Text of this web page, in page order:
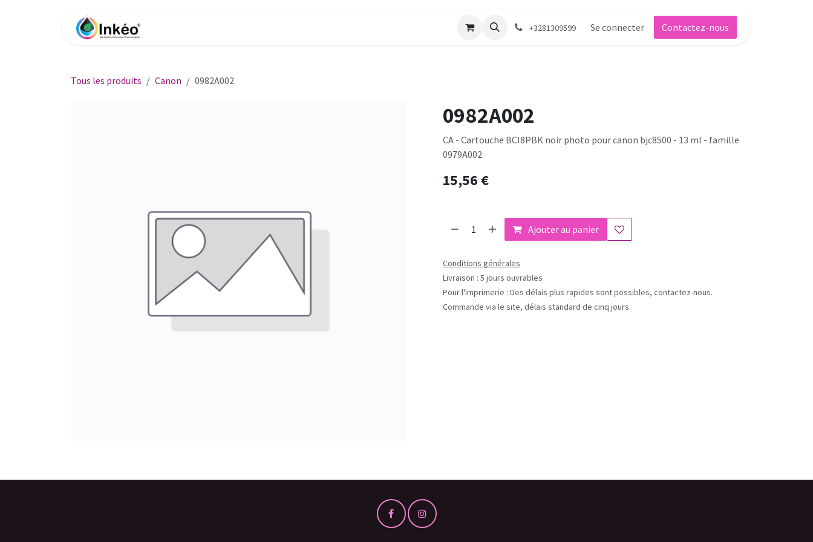
+3281309599 Se connecter Contactez-nous
Tous les produits Canon 0982A002
0982A002
CA - Cartouche BCI8PBK noir photo pour canon bjc8500 - 13 ml - famille
0979A002
15,56€
Ajouter au panier
Conditions générales
Livraison : 5 jours ouvrables
Pour l'imprimerie : Des délais plus rapides sont possibles, contactez-nous.
Commande via le site, délais standard de cinq jours.